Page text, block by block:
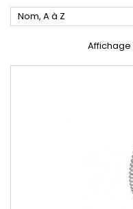
Nom, A à Z
Affichage